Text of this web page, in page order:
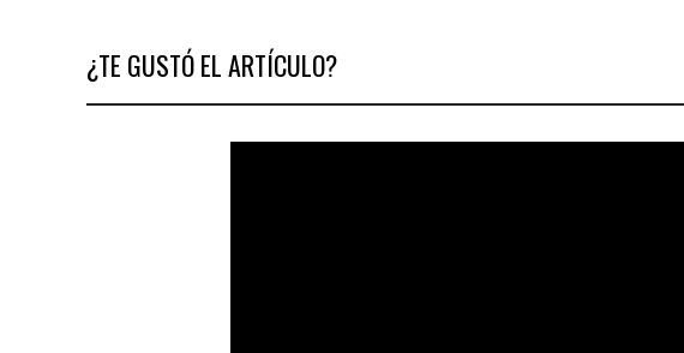
¿TE GUSTÓ EL ARTÍCULO?